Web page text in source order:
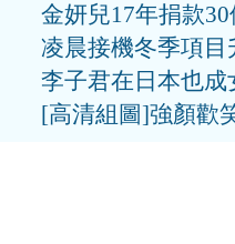
金妍兒17年捐款
凌晨接機冬季項
李子君在日本也
[高清組圖]強顏歡